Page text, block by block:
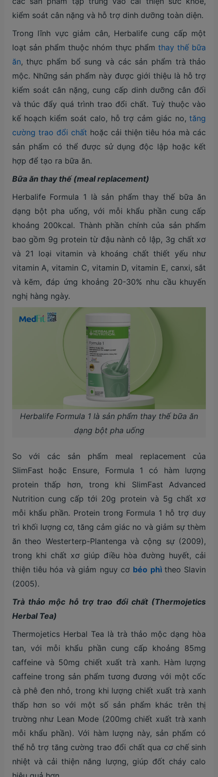
kiểm soát cân nặng và hỗ trợ dinh dưỡng toàn diện.
Trong lĩnh vực giảm cân, Herbalife cung cấp một
loạt sản phẩm thuộc nhóm thực phẩmthay thế bữa
ăn, thực phẩm bổ sung và các sản phẩm trà thảo
mộc. Những sản phẩm này được giới thiệu là hỗ trợ
kiểm soát cân nặng, cung cấp dinh dưỡng cân đối
và thúc đẩy quá trình trao đổi chất. Tuỳ thuộc vào
kế hoạch kiểm soát calo, hỗ trợ cảm giác no,tăng
cường trao đổi chất hoặc cải thiện tiêu hóa mà các
sản phẩm có thể được sử dụng độc lập hoặc kết
hợp để tạo ra bữa ăn.
Bữa ăn thay thế (meal replacement)
Herbalife Formula 1 là sản phẩm thay thế bữa ăn
dạng bột pha uống, với mỗi khẩu phần cung cấp
khoảng 200kcal. Thành phần chính của sản phẩm
bao gồm 9g protein từ đậu nành cô lập, 3g chất xơ
và 21 loại vitamin và khoáng chất thiết yếu như
vitamin A, vitamin C, vitamin D, vitamin E, canxi, sắt
và kẽm, đáp ứng khoảng 20-30% nhu cầu khuyến
nghị hàng ngày.
Herbalife Formula 1 là sản phẩm thay thế bữa ăn
dạng bột pha uống
So với các sản phẩm meal replacement của
SlimFast hoặc Ensure, Formula 1 có hàm lượng
protein thấp hơn, trong khi SlimFast Advanced
Nutrition cung cấp tới 20g protein và 5g chất xơ
mỗi khẩu phần. Protein trong Formula 1 hỗ trợ duy
trì khối lượng cơ, tăng cảm giác no và giảm sự thèm
ăn theo Westerterp-Plantenga và cộng sự (2009),
trong khi chất xơ giúp điều hòa đường huyết, cải
thiện tiêu hóa và giảm nguy cơ béo phì theo Slavin
(2005).
Trà thảo mộc hỗ trợ trao đổi chất (Thermojetics
Herbal Tea)
Thermojetics Herbal Tea là trà thảo mộc dạng hòa
tan, với mỗi khẩu phần cung cấp khoảng 85mg
caffeine và 50mg chiết xuất trà xanh. Hàm lượng
caffeine trong sản phẩm tương đương với một cốc
cà phê đen nhỏ, trong khi lượng chiết xuất trà xanh
thấp hơn so với một số sản phẩm khác trên thị
trường như Lean Mode (200mg chiết xuất trà xanh
mỗi khẩu phần). Với hàm lượng này, sản phẩm có
thể hỗ trợ tăng cường trao đổi chất qua cơ chế sinh
nhiệt và cải thiện năng lượng, giúp đốt cháy calo